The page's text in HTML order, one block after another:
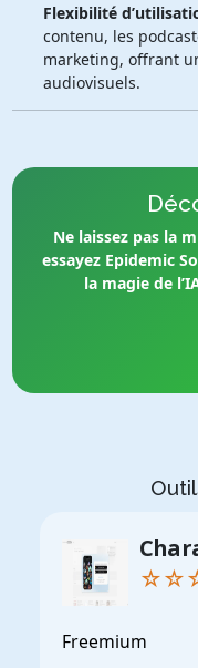
Flexibilité
contenu, les
marketing, offrant
audiovisuels.
Ne laissez pas la
essayez Epidemic
la magie de
Freemium